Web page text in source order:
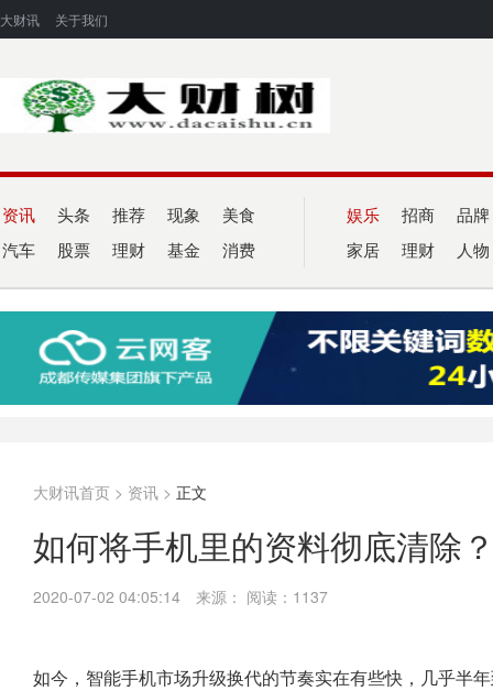
大财讯 关于我们
资讯 头条 推荐 现象 美食
汽车 股票 理财 基金 消费
娱乐 招商 品牌
家居 理财 人物
大财讯首页 > 资讯 > 正文
如何将手机里的资料彻底清除
2020-07-02 04:05:14 来源： 阅读：1137
如今，智能手机市场升级换代的节奏实在有些快，几乎半